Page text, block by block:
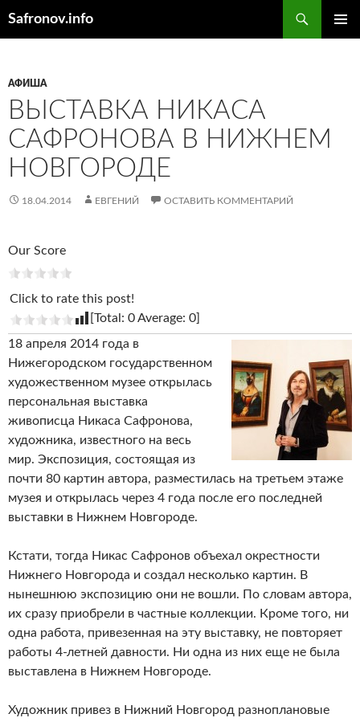
Safronov.info
АФИША
ВЫСТАВКА НИКАСА
САФРОНОВА В НИЖНЕМ
НОВГОРОДЕ
18.04.2014 ЕВГЕНИЙ ОСТАВИТЬ КОММЕНТАРИЙ
Our Score
Click to rate this post!
[Total: 0Average: 0]
18 апреля 2014 года в
Нижегородском государственном
художественном музее открылась
персональная выставка
живописца Никаса Сафронова,
художника, известного на весь
мир. Экспозиция, состоящая из
почти 80 картин автора, разместилась на третьем этаже
музея и открылась через 4 года после его последней
выставки в Нижнем Новгороде.
Кстати, тогда Никас Сафронов объехал окрестности
Нижнего Новгорода и создал несколько картин. В
нынешнюю экспозицию они не вошли. По словам автора,
их сразу приобрели в частные коллекции. Кроме того, ни
одна работа, привезенная на эту выставку, не повторяет
работы 4-летней давности. Ни одна из них еще не была
выставлена в Нижнем Новгороде.
Художник привез в Нижний Новгород разноплановые